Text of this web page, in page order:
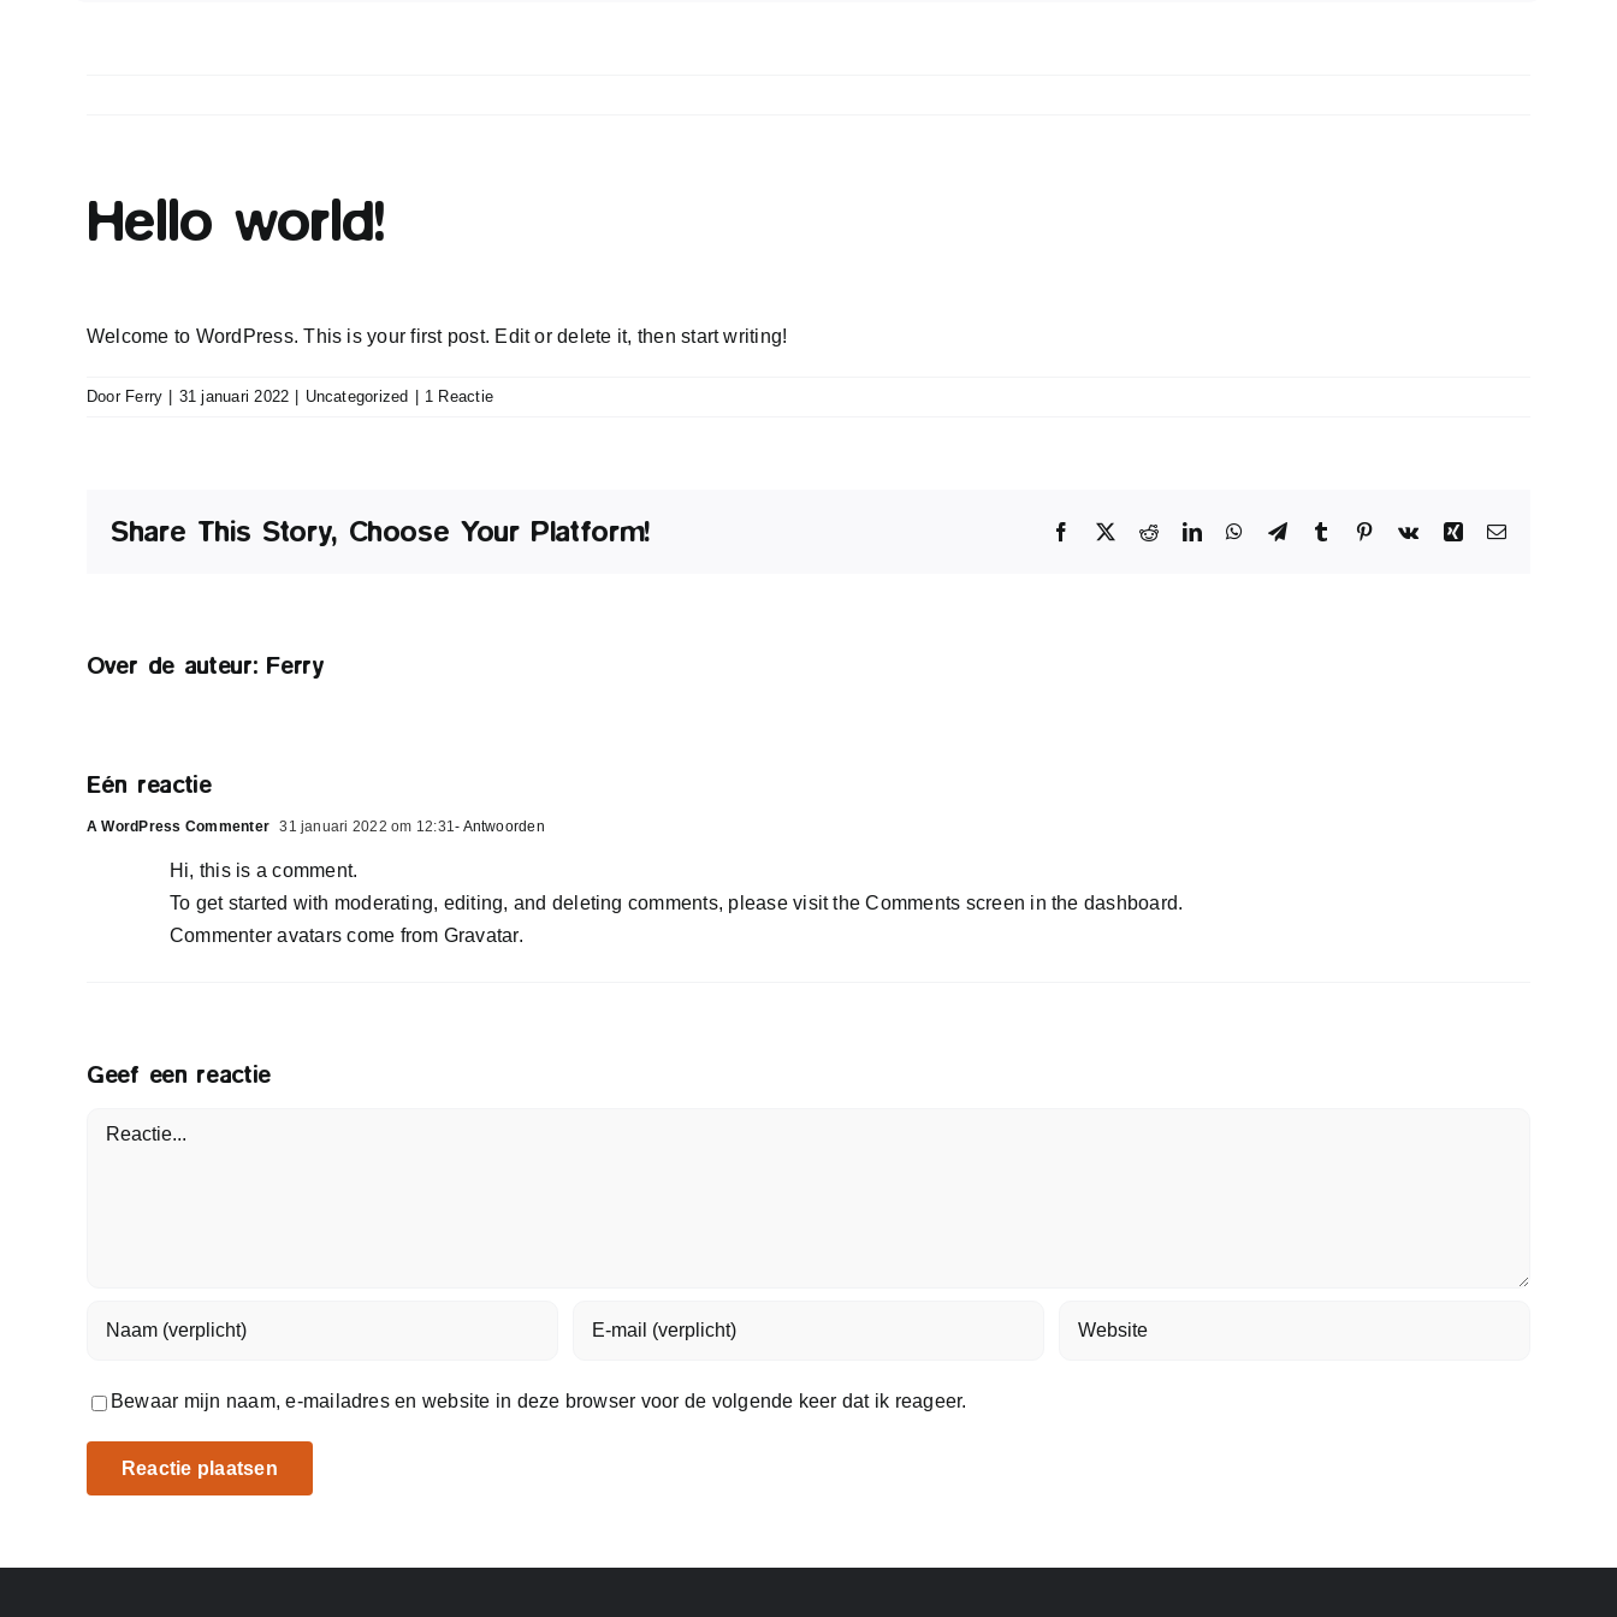
Hello world!
Welcome to WordPress. This is your first post. Edit or delete it, then start writing!
Door Ferry 31 januari 2022 Uncategorized 1 Reactie
Share This Story, Choose Your Platform! Facebook
X RedditLinkedInWhatsApp
TelegramTumblr Pinterest
Vk Xing E-
Over de auteur: Ferry
Eén reactie
A WordPress Commenter 31 januari 2022 om 12:31- Antwoorden
Hi, this is a comment.
To get started with moderating, editing, and deleting comments, please visit the Comments screen in the dashboard.
Commenter avatars come from Gravatar.
Geef een reactie
Reactie
Bewaar mijn naam, e-mailadres en website in deze browser voor de volgende keer dat ik reageer.